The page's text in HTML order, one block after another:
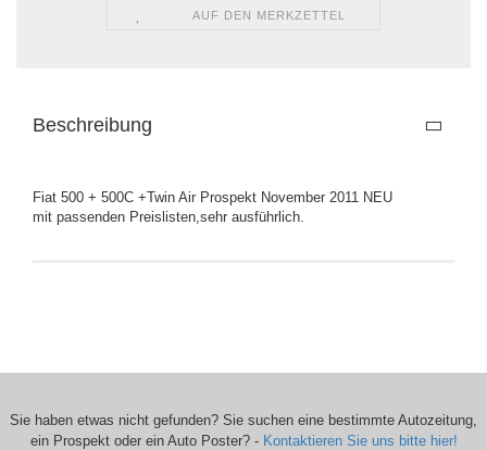
AUF DEN MERKZETTEL
Beschreibung
Fiat 500 + 500C +Twin Air Prospekt November 2011 NEU
mit passenden Preislisten,sehr ausführlich.
Sie haben etwas nicht gefunden? Sie suchen eine bestimmte Autozeitung,
ein Prospekt oder ein Auto Poster? - Kontaktieren Sie uns bitte hier!